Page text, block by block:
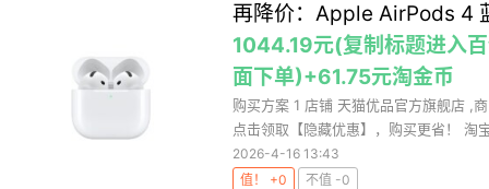
再降价：Apple AirPods 4
1044.19元(复制标题进入
面下单)+61.75元淘金币
购买方案 1 店铺 天猫优品官方旗舰店 ,
点击领取【隐藏优惠】，购买更省！ 淘
2026-4-16 13:43
值！ +0
不值 -0